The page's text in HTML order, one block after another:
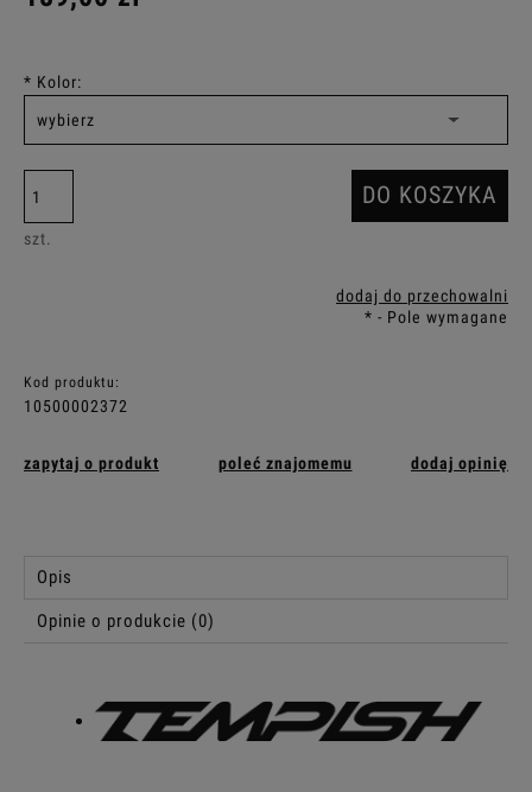
* Kolor:
szt.
DO KOSZYKA
dodaj do przechowalni
* - Pole wymagane
Kod produktu:
10500002372
zapytaj o produkt poleć znajomemu dodaj opinię
Opis
Opinie o produkcie (0)